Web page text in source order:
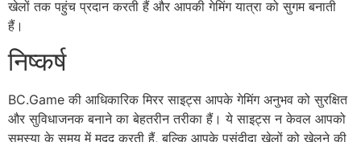
खेलों तक पहुंच प्रदान करती हैं और आपकी गेमिंग यात्रा को सुगम बनाती
हैं।
निष्कर्ष
BC.Game की आधिकारिक मिरर साइट्स आपके गेमिंग अनुभव को सुरक्षित
और सुविधाजनक बनाने का बेहतरीन तरीका हैं। ये साइट्स न केवल आपको
समस्या के समय में मदद करती हैं, बल्कि आपके पसंदीदा खेलों को खेलने की